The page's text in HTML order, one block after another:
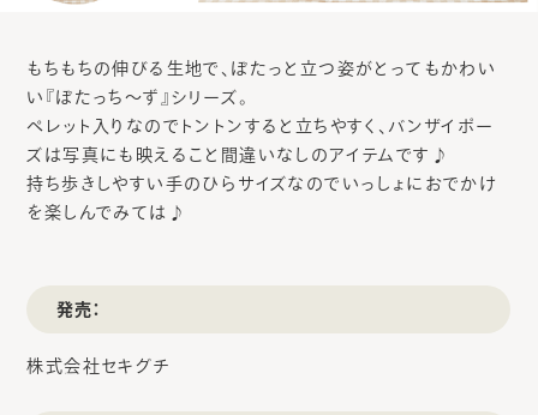
もちもちの伸びる生地で、ぽたっと立つ姿がとってもかわい
い『ぽたっち～ず』シリーズ。
ペレット入りなのでトントンすると立ちやすく、バンザイポー
ズは写真にも映えること間違いなしのアイテムです♪
持ち歩きしやすい手のひらサイズなのでいっしょにおでかけ
を楽しんでみては♪
発売：
株式会社セキグチ